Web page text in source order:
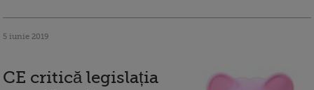
5 iunie 2019
CE critică legislația